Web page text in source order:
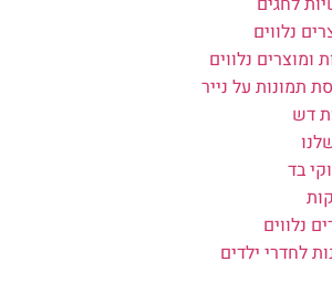
נלווים
ומוצרים נלווים
תמונות על נייר
דש
בד
נלווים
לחדרי ילדים